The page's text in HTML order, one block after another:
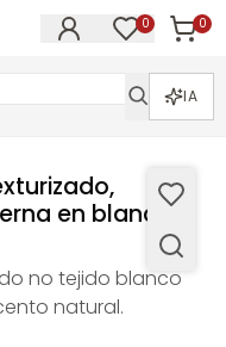
0 0
IA
en blanco -
no tejido blanco
natural.